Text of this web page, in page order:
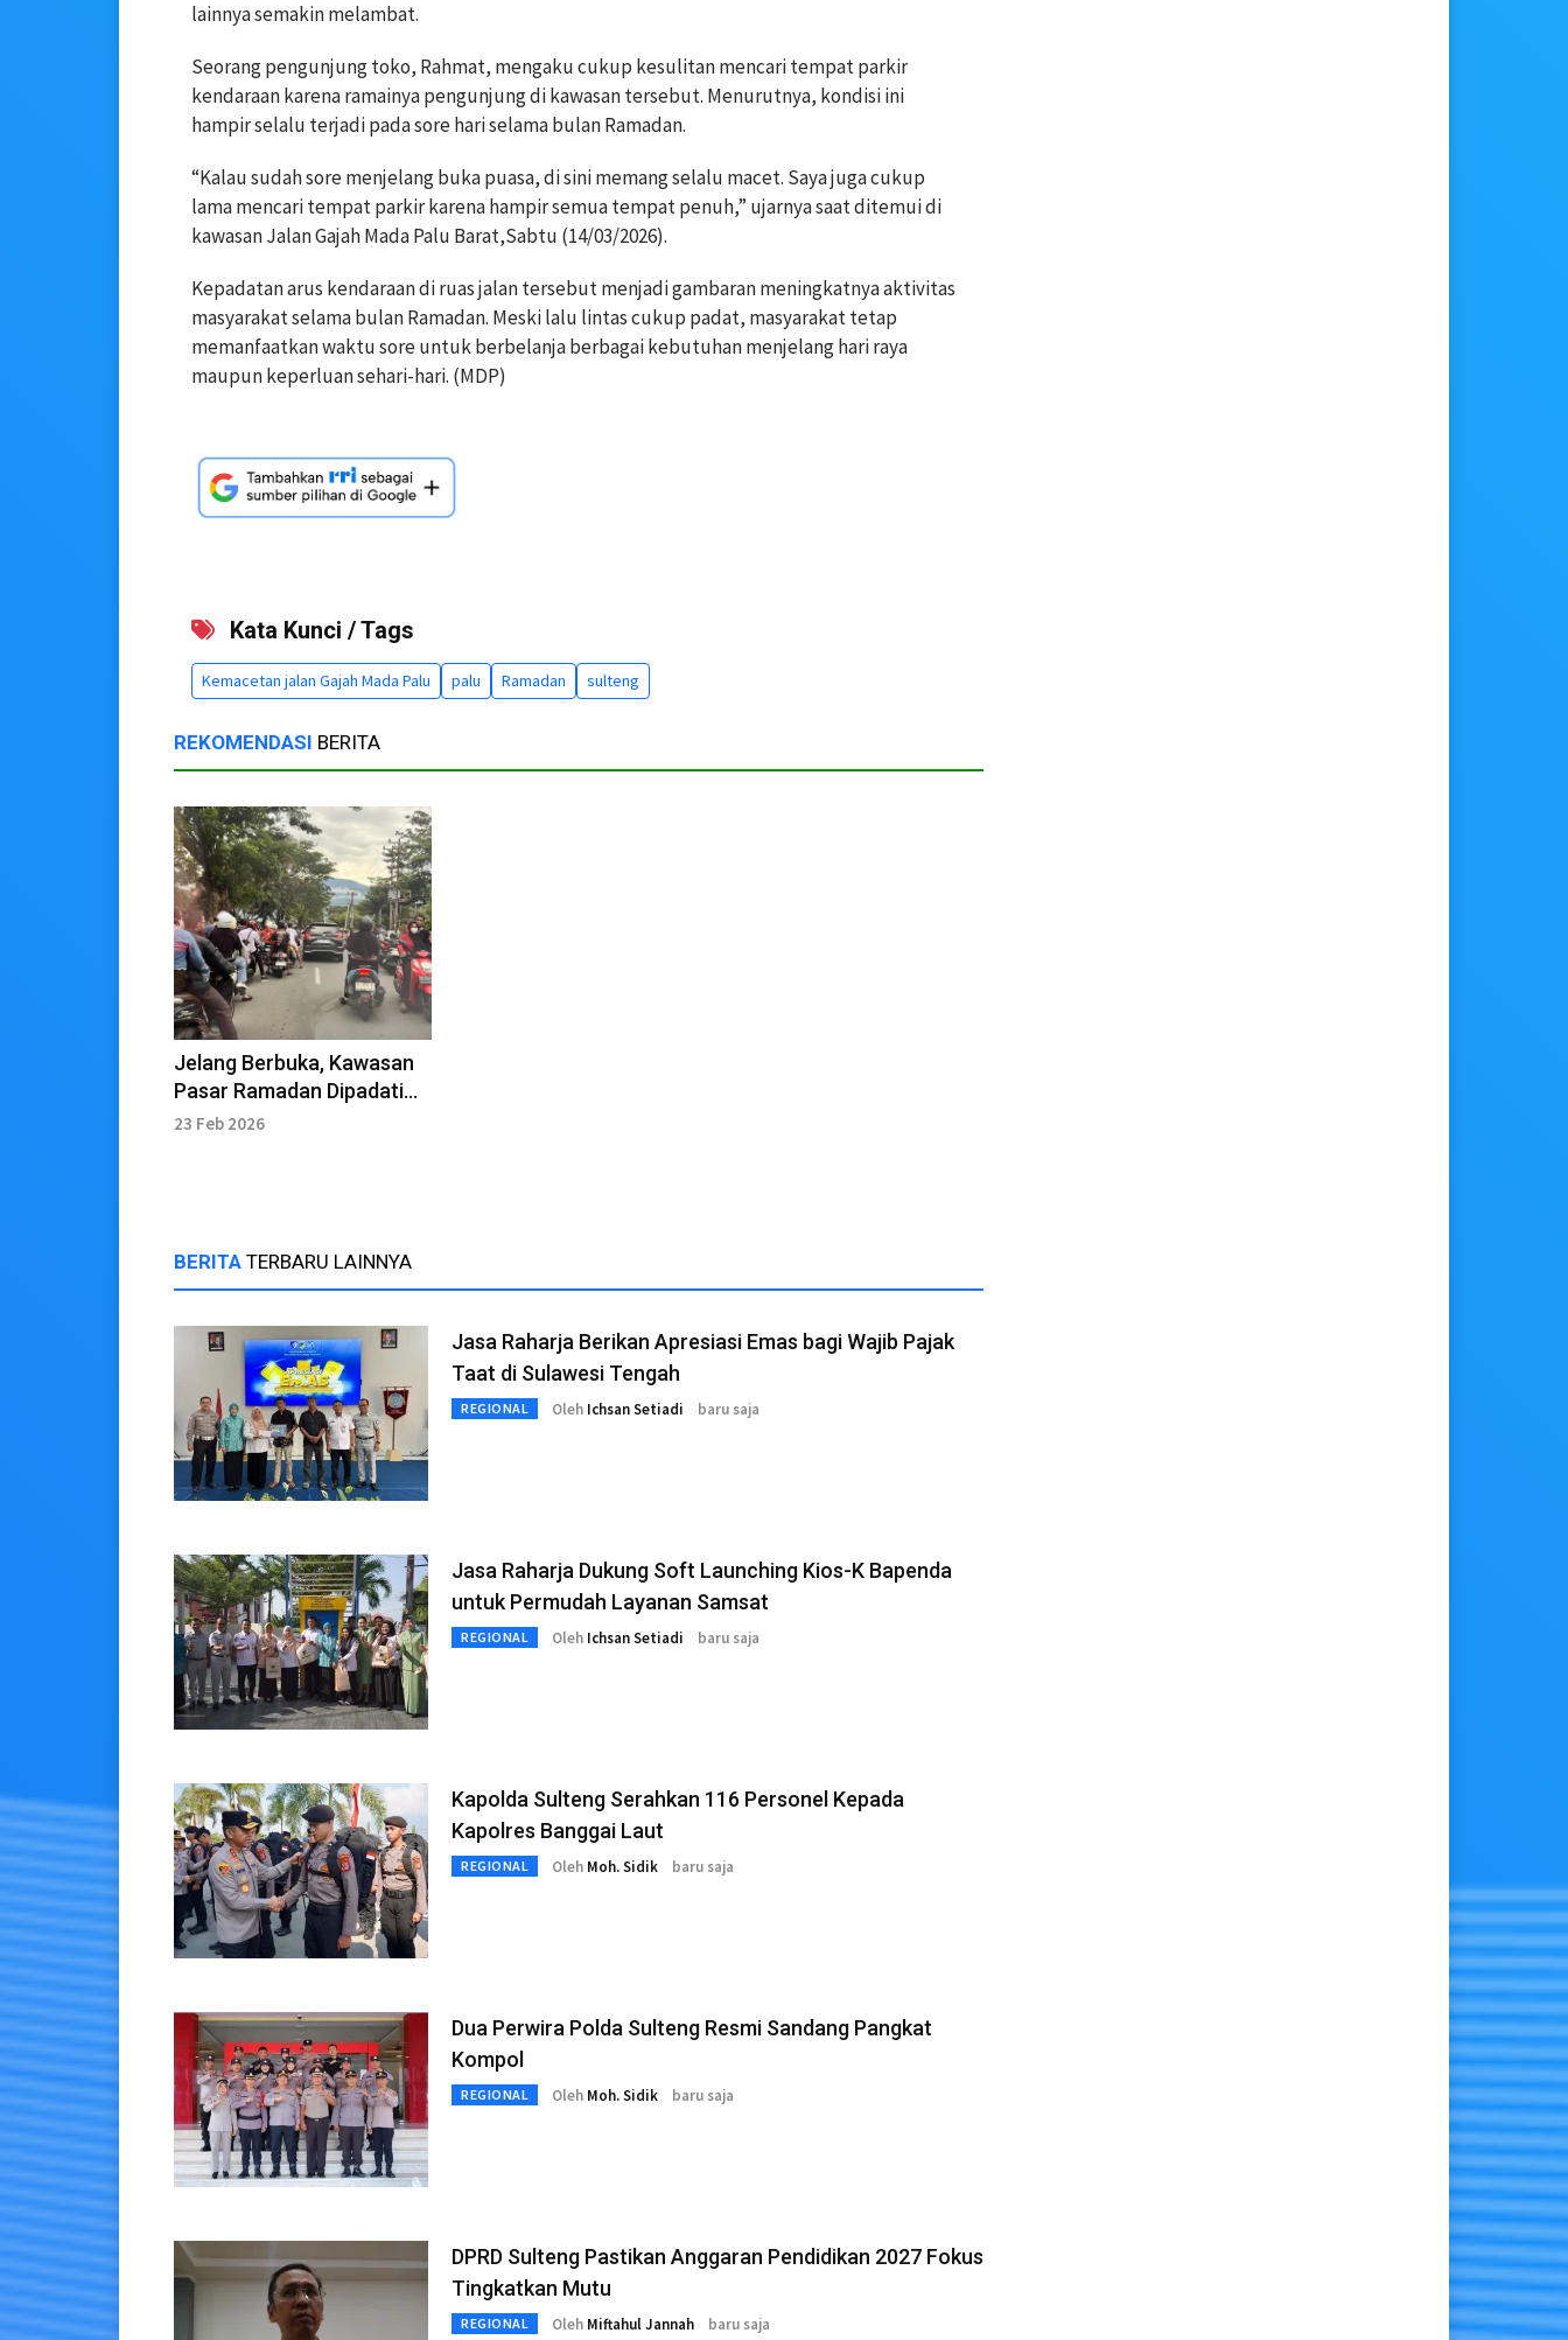
lainnya semakin melambat.
Seorang pengunjung toko, Rahmat, mengaku cukup kesulitan mencari tempat parkir
kendaraan karena ramainya pengunjung di kawasan tersebut. Menurutnya, kondisi ini
hampir selalu terjadi pada sore hari selama bulan Ramadan.
“Kalau sudah sore menjelang buka puasa, di sini memang selalu macet. Saya juga cukup
lama mencari tempat parkir karena hampir semua tempat penuh,” ujarnya saat ditemui di
kawasan Jalan Gajah Mada Palu Barat,Sabtu (14/03/2026).
Kepadatan arus kendaraan di ruas jalan tersebut menjadi gambaran meningkatnya aktivitas
masyarakat selama bulan Ramadan. Meski lalu lintas cukup padat, masyarakat tetap
memanfaatkan waktu sore untuk berbelanja berbagai kebutuhan menjelang hari raya
maupun keperluan sehari-hari. (MDP)
Kata Kunci / Tags
Kemacetan jalan Gajah Mada Palu palu Ramadan sulteng
REKOMENDASI BERITA
Jelang Berbuka, Kawasan
Pasar Ramadan Dipadati
Kendaraan
23 Feb 2026
BERITA TERBARU LAINNYA
Jasa Raharja Berikan Apresiasi Emas bagi Wajib Pajak
Taat di Sulawesi Tengah
REGIONAL Oleh Ichsan Setiadi baru saja
Jasa Raharja Dukung Soft Launching Kios-K Bapenda
untuk Permudah Layanan Samsat
REGIONAL Oleh Ichsan Setiadi baru saja
Kapolda Sulteng Serahkan 116 Personel Kepada
Kapolres Banggai Laut
REGIONAL Oleh Moh. Sidik baru saja
Dua Perwira Polda Sulteng Resmi Sandang Pangkat
Kompol
REGIONAL Oleh Moh. Sidik baru saja
DPRD Sulteng Pastikan Anggaran Pendidikan 2027 Fokus
Tingkatkan Mutu
REGIONAL Oleh Miftahul Jannah baru saja